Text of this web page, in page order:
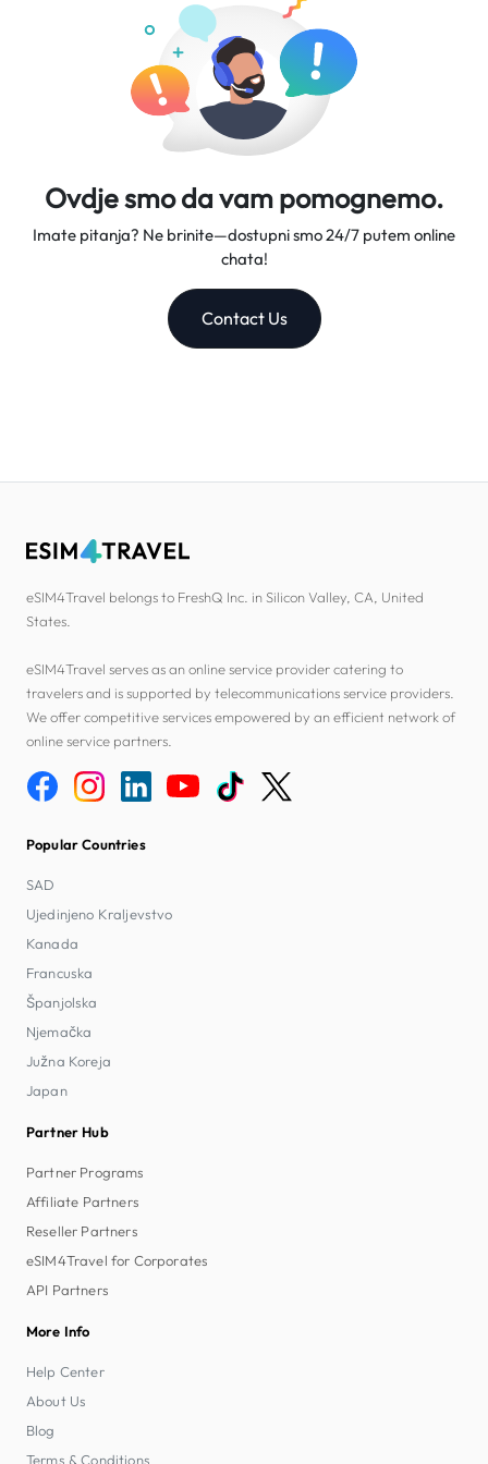
Ovdje smo da vam pomognemo.
Imate pitanja? Ne brinite—dostupni smo 24/7 putem online
chata!
Contact Us
eSIM4Travel belongs to FreshQ Inc. in Silicon Valley, CA, United
States.
eSIM4Travel serves as an online service provider catering to
travelers and is supported by telecommunications service providers.
We offer competitive services empowered by an efficient network of
online service partners.
Popular Countries
SAD
Ujedinjeno Kraljevstvo
Kanada
Francuska
Španjolska
Njemačka
Južna Koreja
Japan
Partner Hub
Partner Programs
Affiliate Partners
Reseller Partners
eSIM4Travel for Corporates
API Partners
More Info
Help Center
About Us
Blog
Terms & Conditions